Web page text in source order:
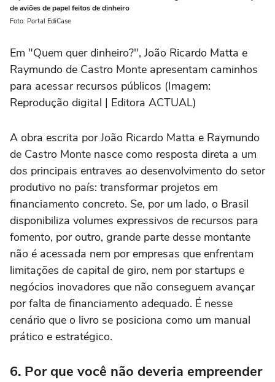
de aviões de papel feitos de dinheiro
Foto: Portal EdiCase
Em "Quem quer dinheiro?", João Ricardo Matta e
Raymundo de Castro Monte apresentam caminhos
para acessar recursos públicos (Imagem:
Reprodução digital | Editora ACTUAL)
A obra escrita por João Ricardo Matta e Raymundo
de Castro Monte nasce como resposta direta a um
dos principais entraves ao desenvolvimento do setor
produtivo no país: transformar projetos em
financiamento concreto. Se, por um lado, o Brasil
disponibiliza volumes expressivos de recursos para
fomento, por outro, grande parte desse montante
não é acessada nem por empresas que enfrentam
limitações de capital de giro, nem por startups e
negócios inovadores que não conseguem avançar
por falta de financiamento adequado. É nesse
cenário que o livro se posiciona como um manual
prático e estratégico.
6. Por que você não deveria empreender